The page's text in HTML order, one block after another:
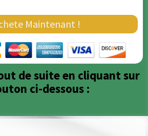
Maintenant !
de suite en cliquant sur
ci-dessous :